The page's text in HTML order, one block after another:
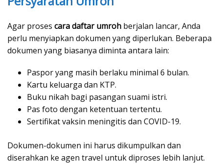
Agar proses cara daftar umroh berjalan lancar, Anda
perlu menyiapkan dokumen yang diperlukan. Beberapa
dokumen yang biasanya diminta antara lain:
Paspor yang masih berlaku minimal 6 bulan.
Kartu keluarga dan KTP.
Buku nikah bagi pasangan suami istri.
Pas foto dengan ketentuan tertentu.
Sertifikat vaksin meningitis dan COVID-19.
Dokumen-dokumen ini harus dikumpulkan dan
diserahkan ke agen travel untuk diproses lebih lanjut.